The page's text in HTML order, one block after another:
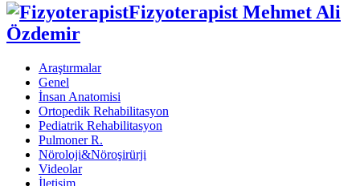
Fizyoterapist Mehmet Ali
Özdemir
Araştırmalar
Genel
İnsan Anatomisi
Ortopedik Rehabilitasyon
Pediatrik Rehabilitasyon
Pulmoner R.
Nöroloji&Nöroşirürji
Videolar
İletişim